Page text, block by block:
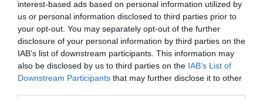
interest-based ads based on personal information utilized by
us or personal information disclosed to third parties prior to
your opt-out. You may separately opt-out of the further
disclosure of your personal information by third parties on the
IAB’s list of downstream participants. This information may
also be disclosed by us to third parties on the IAB’s List of
Downstream Participants that may further disclose it to other